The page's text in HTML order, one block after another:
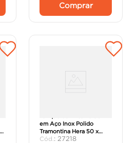
Comprar
em Aço Inox Polido
Tramontina Hera 50 x
40cm - Tramontina.
: 27218